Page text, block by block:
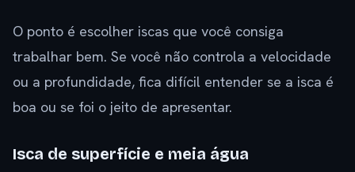
O ponto é escolher iscas que você consiga
trabalhar bem. Se você não controla a velocidade
ou a profundidade, fica difícil entender se a isca é
boa ou se foi o jeito de apresentar.
Isca de superfície e meia água